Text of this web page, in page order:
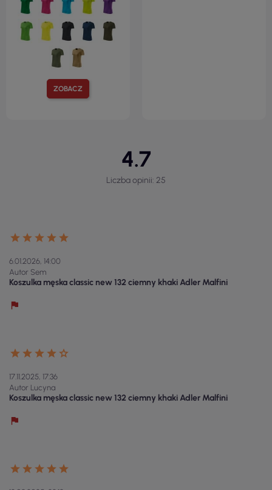
ZOBACZ
4.7
Liczba opinii: 25
6.01.2026, 14:00
Autor Sem
Koszulka męska classic new 132 ciemny khaki Adler Malfini
17.11.2025, 17:36
Autor Lucyna
Koszulka męska classic new 132 ciemny khaki Adler Malfini